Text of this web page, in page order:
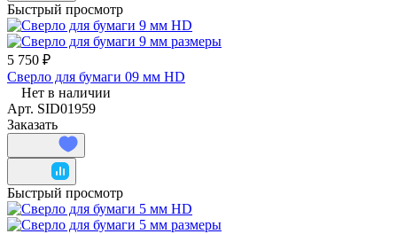
Быстрый просмотр
5 750 ₽
Сверло для бумаги 09 мм HD
Нет в наличии
Арт. SID01959
Заказать
Быстрый просмотр